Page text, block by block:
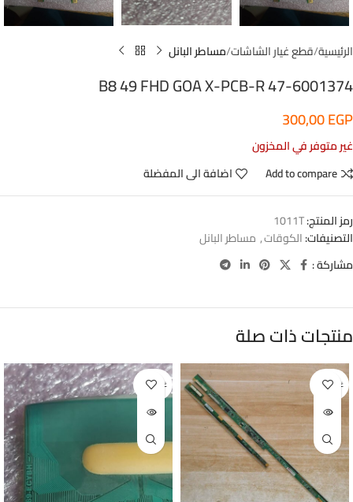
الرئيسية قطع غيار الشاشات مساطر البانل
B8 49 FHD GOA X-PCB-R 47-6001374
300,00EGP
غير متوفر في المخزون
Add to compare
اضافة الى المفضلة
رمز المنتج:1011T
التصنيفات:الكوقات, مساطر البانل
مشاركة :
منتجات ذات صلة
غير متوفر غير متوفر